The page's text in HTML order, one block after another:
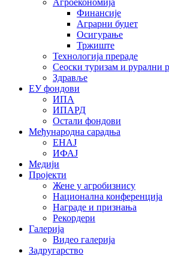
Агроекономија
Финансије
Аграрни буџет
Осигурање
Тржиште
Технологија прераде
Сеоски туризам и рурални
Здравље
ЕУ фондови
ИПА
ИПАРД
Остали фондови
Међународна сарадња
ЕНАЈ
ИФАЈ
Медији
Пројекти
Жене у агробизнису
Национална конференција
Награде и признања
Рекордери
Галерија
Видео галерија
Задругарство